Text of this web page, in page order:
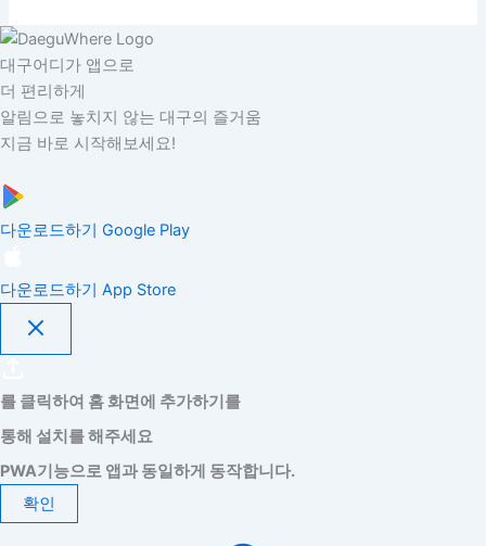
대구어디가 앱으로
더 편리하게
알림으로 놓치지 않는 대구의 즐거움
지금 바로 시작해보세요!
다운로드하기 Google Play
다운로드하기 App Store
를 클릭하여 홈 화면에 추가하기를
통해 설치를 해주세요
PWA기능으로 앱과 동일하게 동작합니다.
확인